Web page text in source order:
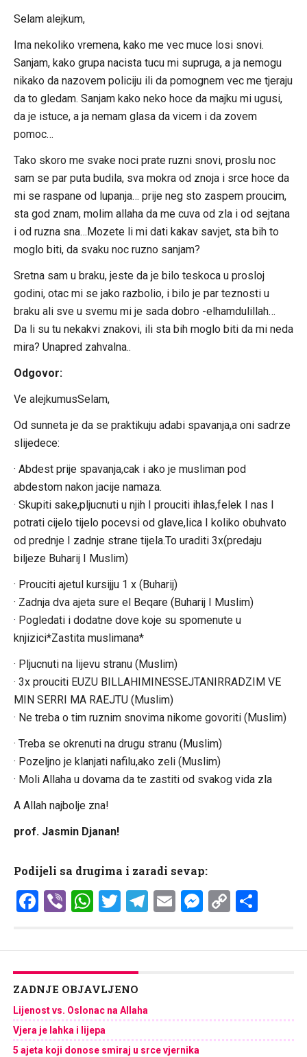
Selam alejkum,
Ima nekoliko vremena, kako me vec muce losi snovi.
Sanjam, kako grupa nacista tucu mi supruga, a ja nemogu
nikako da nazovem policiju ili da pomognem vec me tjeraju
da to gledam. Sanjam kako neko hoce da majku mi ugusi,
da je istuce, a ja nemam glasa da vicem i da zovem
pomoc…
Tako skoro me svake noci prate ruzni snovi, proslu noc
sam se par puta budila, sva mokra od znoja i srce hoce da
mi se raspane od lupanja… prije neg sto zaspem proucim,
sta god znam, molim allaha da me cuva od zla i od sejtana
i od ruzna sna…Mozete li mi dati kakav savjet, sta bih to
moglo biti, da svaku noc ruzno sanjam?
Sretna sam u braku, jeste da je bilo teskoca u prosloj
godini, otac mi se jako razbolio, i bilo je par teznosti u
braku ali sve u svemu mi je sada dobro -elhamdulillah…
Da li su tu nekakvi znakovi, ili sta bih moglo biti da mi neda
mira? Unapred zahvalna..
Odgovor:
Ve alejkumusSelam,
Od sunneta je da se praktikuju adabi spavanja,a oni sadrze
slijedece:
· Abdest prije spavanja,cak i ako je musliman pod
abdestom nakon jacije namaza.
· Skupiti sake,pljucnuti u njih I prouciti ihlas,felek I nas I
potrati cijelo tijelo pocevsi od glave,lica I koliko obuhvato
od prednje I zadnje strane tijela.To uraditi 3x(predaju
biljeze Buharij I Muslim)
· Prouciti ajetul kursijju 1 x (Buharij)
· Zadnja dva ajeta sure el Beqare (Buharij I Muslim)
· Pogledati i dodatne dove koje su spomenute u
knjizici*Zastita muslimana*
· Pljucnuti na lijevu stranu (Muslim)
· 3x prouciti EUZU BILLAHIMINESSEJTANIRRADZIM VE
MIN SERRI MA RAEJTU (Muslim)
· Ne treba o tim ruznim snovima nikome govoriti (Muslim)
· Treba se okrenuti na drugu stranu (Muslim)
· Pozeljno je klanjati nafilu,ako zeli (Muslim)
· Moli Allaha u dovama da te zastiti od svakog vida zla
A Allah najbolje zna!
prof. Jasmin Djanan!
Podijeli sa drugima i zaradi sevap:
Facebook
ViberWhatsApp
Twitter
Telegram
EmailCopy
ZADNJE OBJAVLJENO
Lijenost vs. Oslonac na Allaha
Vjera je lahka i lijepa
5 ajeta koji donose smiraj u srce vjernika